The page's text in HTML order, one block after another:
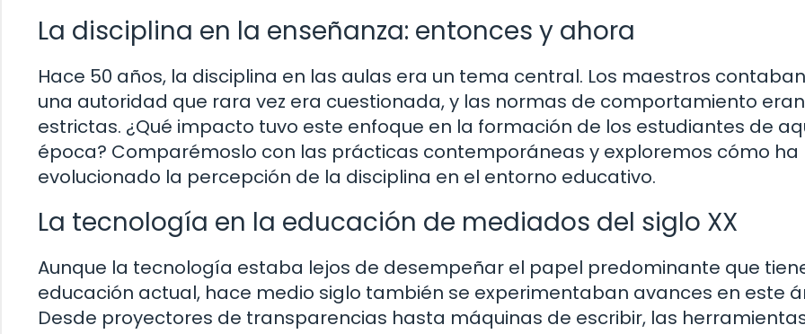
La disciplina en la enseñanza: entonces y ahora
Hace 50 años, la disciplina en las aulas era un tema central. Los maestros
una autoridad que rara vez era cuestionada, y las normas de comportamiento eran
estrictas. ¿Qué impacto tuvo este enfoque en la formación de los estudiantes de
época? Comparémoslo con las prácticas contemporáneas y exploremos cómo ha
evolucionado la percepción de la disciplina en el entorno educativo.
La tecnología en la educación de mediados del siglo XX
Aunque la tecnología estaba lejos de desempeñar el papel predominante que
educación actual, hace medio siglo también se experimentaban avances en este
Desde proyectores de transparencias hasta máquinas de escribir, las